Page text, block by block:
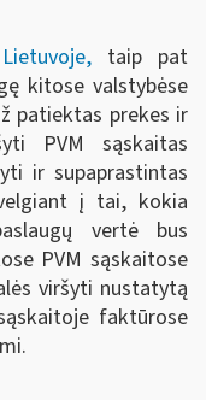
taip pat
kitose valstybėse
patiektas prekes ir
PVM sąskaitas
ir supaprastintas
į tai, kokia
vertė bus
PVM sąskaitose
viršyti nustatytą
faktūrose